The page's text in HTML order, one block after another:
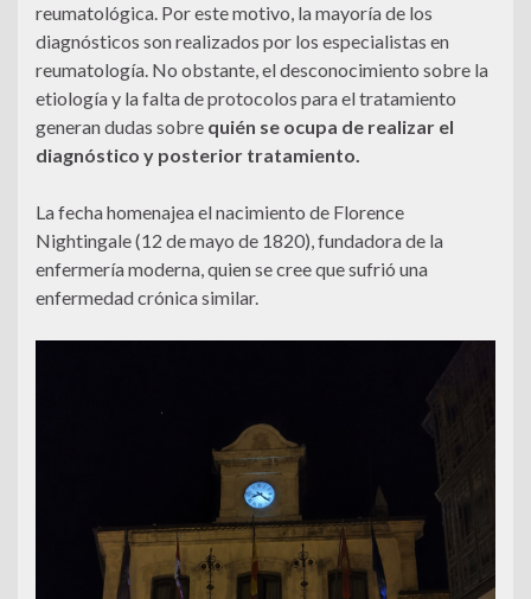
reumatológica. Por este motivo, la mayoría de los
diagnósticos son realizados por los especialistas en
reumatología. No obstante, el desconocimiento sobre la
etiología y la falta de protocolos para el tratamiento
generan dudas sobre quién se ocupa de realizar el
diagnóstico y posterior tratamiento.
La fecha homenajea el nacimiento de Florence
Nightingale (12 de mayo de 1820), fundadora de la
enfermería moderna, quien se cree que sufrió una
enfermedad crónica similar.